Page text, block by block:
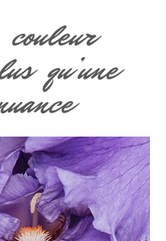
qu’une